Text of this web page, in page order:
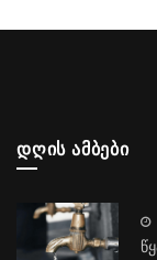
ᲓᲦᲘᲡ ᲐᲛᲑᲔᲑᲘ